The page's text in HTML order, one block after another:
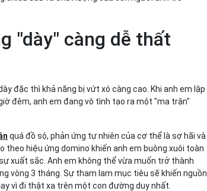
"dày" càng dễ thất
đặc thì khả năng bị vứt xó càng cao. Khi anh em lập
đêm, anh em đang vô tình tạo ra một "ma trận"
quá đồ sộ, phản ứng tự nhiên của cơ thể là sợ hãi và
hiệu ứng domino khiến anh em buông xuôi toàn
xuất sắc. Anh em không thể vừa muốn trở thành
vòng 3 tháng. Sự tham lam mục tiêu sẽ khiến nguồn
vì đi thật xa trên một con đường duy nhất.